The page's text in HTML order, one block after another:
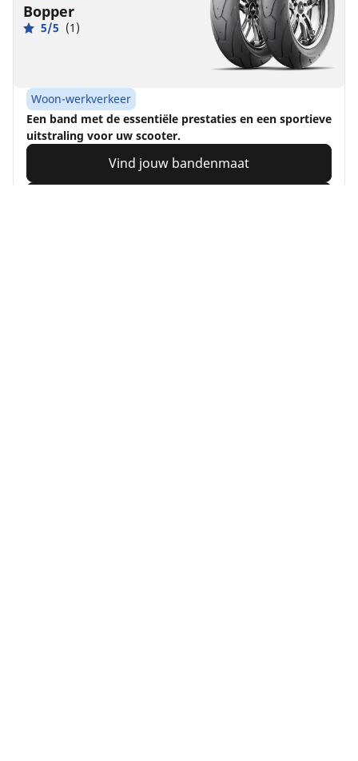
Bopper
5/5 (1)
Woon-werkverkeer
Een band met de essentiële prestaties en een sportieve
uitstraling voor uw scooter.
Vind jouw bandenmaat